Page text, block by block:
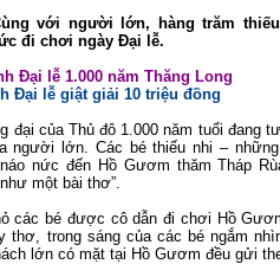
với người lớn, hàng trăm
đi chơi ngày Đại lễ.
Đại lễ 1.000 năm Thăng Long
Đại lễ giật giải 10 triệu đồng
đại của Thủ đô 1.000 năm tuổi đang
người lớn. Các bé thiếu nhi –
nức đến Hồ Gươm thăm Tháp
một bài thơ”.
các bé được cô dẫn đi chơi Hồ
thơ, trong sáng của các bé ngắm
lớn có mặt tại Hồ Gươm đều gửi